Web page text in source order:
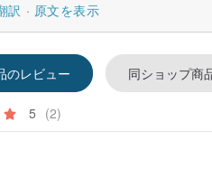
訳
原文を表示
のレビュー 同ショップ商
5 (2)